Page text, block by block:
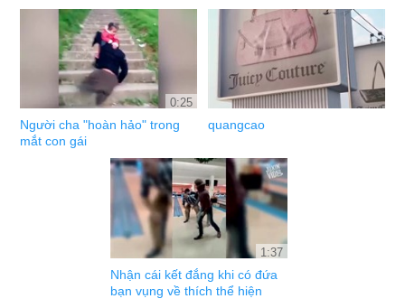
0:25
Người cha "hoàn hảo" trong
mắt con gái
quangcao
1:37
Nhận cái kết đắng khi có đứa
bạn vụng về thích thể hiện